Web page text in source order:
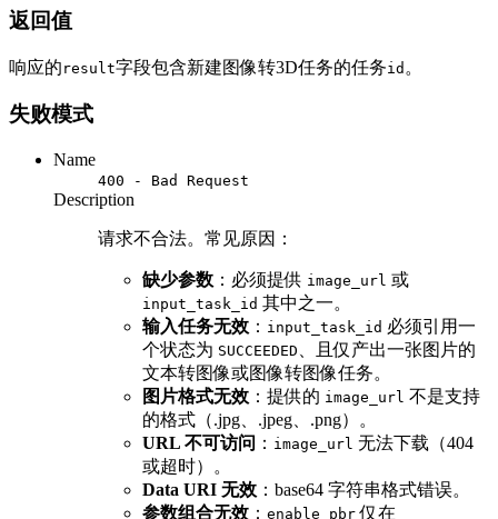
返回值
响应的 result字段包含新建图像转3D任务的任务id 。
失败模式
Name
400 - Bad Request
Description
请求不合法。常见原因：
缺少参数 ：必须提供 image_url 或
input_task_id 其中之一。
输入任务无效 ： input_task_id 必须引用一
个状态为 SUCCEEDED
、且仅产出一张图片的
文本转图像或图像转图像任务。
图片格式无效 ：提供的 image_url 不是支持
的格式（.jpg、.jpeg、.png）。
URL 不可访问 ： image_url 无法下载（404
或超时）。
Data URI 无效 ：base64 字符串格式错误。
参数组合无效 ： enable_pbr 仅在